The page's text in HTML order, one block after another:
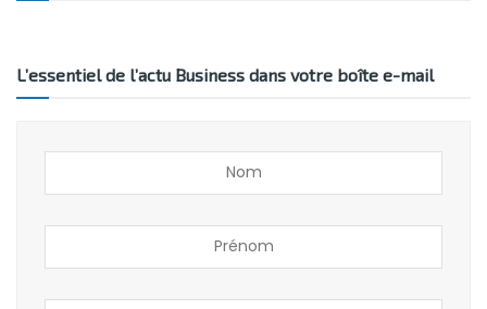
L’essentiel de l’actu Business dans votre boîte e-mail